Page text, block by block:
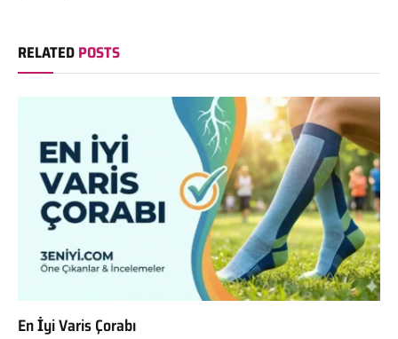
RELATEDPOSTS
En İyi Varis Çorabı